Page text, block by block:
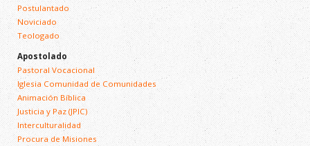
Postulantado
Noviciado
Teologado
Apostolado
Pastoral Vocacional
Iglesia Comunidad de Comunidades
Animación Bíblica
Justicia y Paz (JPIC)
Interculturalidad
Procura de Misiones